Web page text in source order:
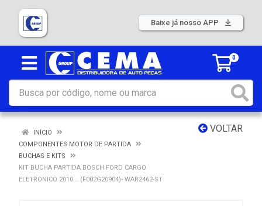
Baixe já nosso APP
0
VOLTAR
INÍCIO
COMPONENTES MOTOR DE PARTIDA
BUCHAS E KITS
KIT BUCHA PARTIDA BOSCH FORD CARGO
ELETRONICO 2010... (F002G20904)- WAR2462-ST